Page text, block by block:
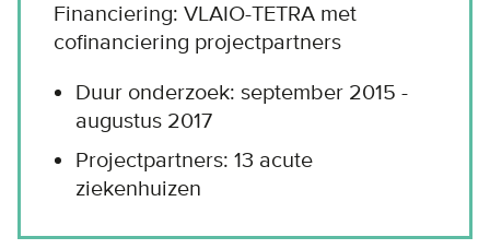
Financiering: VLAIO-TETRA met
cofinanciering projectpartners
Duur onderzoek: september 2015 -
augustus 2017
Projectpartners: 13 acute
ziekenhuizen